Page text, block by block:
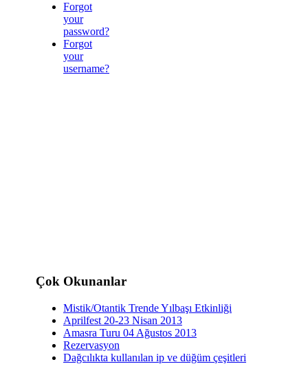
Forgot
your
password?
Forgot
your
username?
Çok Okunanlar
Mistik/Otantik Trende Yılbaşı Etkinliği
Aprilfest 20-23 Nisan 2013
Amasra Turu 04 Ağustos 2013
Rezervasyon
Dağcılıkta kullanılan ip ve düğüm çeşitleri